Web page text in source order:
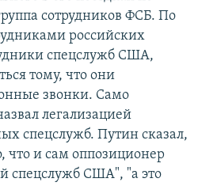
сотрудников ФСБ. По
российских
спецслужб США,
тому, что они
звонки. Само
легализацией
спецслужб. Путин сказал,
что и сам оппозиционер
спецслужб США", "а это